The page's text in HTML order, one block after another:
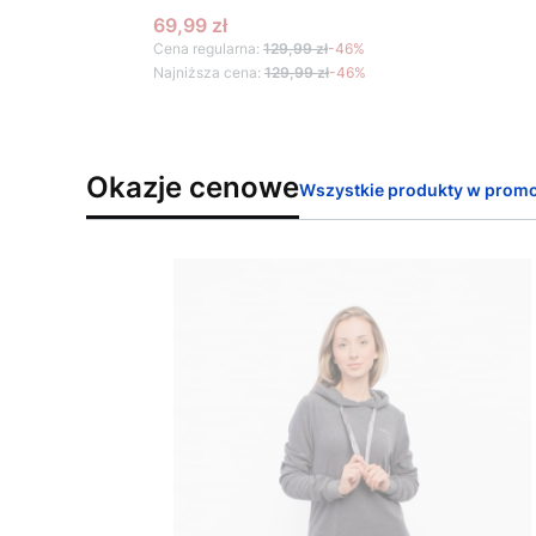
Cena promocyjna
69,99 zł
Cena regularna: 129,99 zł-46%
Najniższa cena: 129,99 zł-46%
Okazje cenoweWszystkie produkty w